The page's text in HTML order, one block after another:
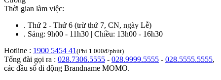
Thời gian làm việc:
. Thứ 2 - Thứ 6 (trừ thứ 7, CN, ngày Lễ)
. Sáng: 9h00 - 11h30 | Chiều: 13h00 - 16h30
Hotline : 1900 5454 41 (Phí 1.000đ/phút)
Tổng đài gọi ra : 028.7306.5555 - 028.9999.5555 - 028.5555.5555,
các đầu số di động Brandname MOMO.